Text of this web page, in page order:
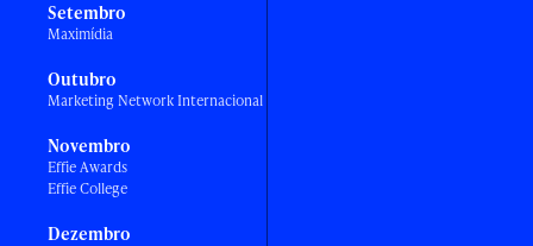
Setembro
Maximídia
Outubro
Marketing Network Internacional
Novembro
Effie Awards
Effie College
Dezembro